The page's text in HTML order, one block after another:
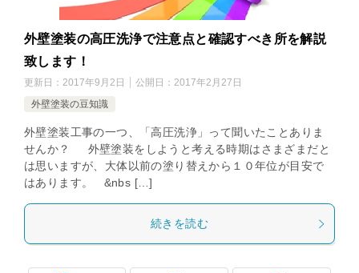
外壁塗装の高圧洗浄で注意点と確認すべき所を解説
致します！
更新日： 2017年9月2日 公開日： 2017年2月27日
外壁塗装の豆知識
外壁塗装工事の一つ、「高圧洗浄」って聞いたことありま
せんか？ 外壁塗装をしようと考える時期はさまざまだと
は思いますが、大体以前の塗り替えから１０年位が目安で
はあります。 &nbs […]
続きを読む